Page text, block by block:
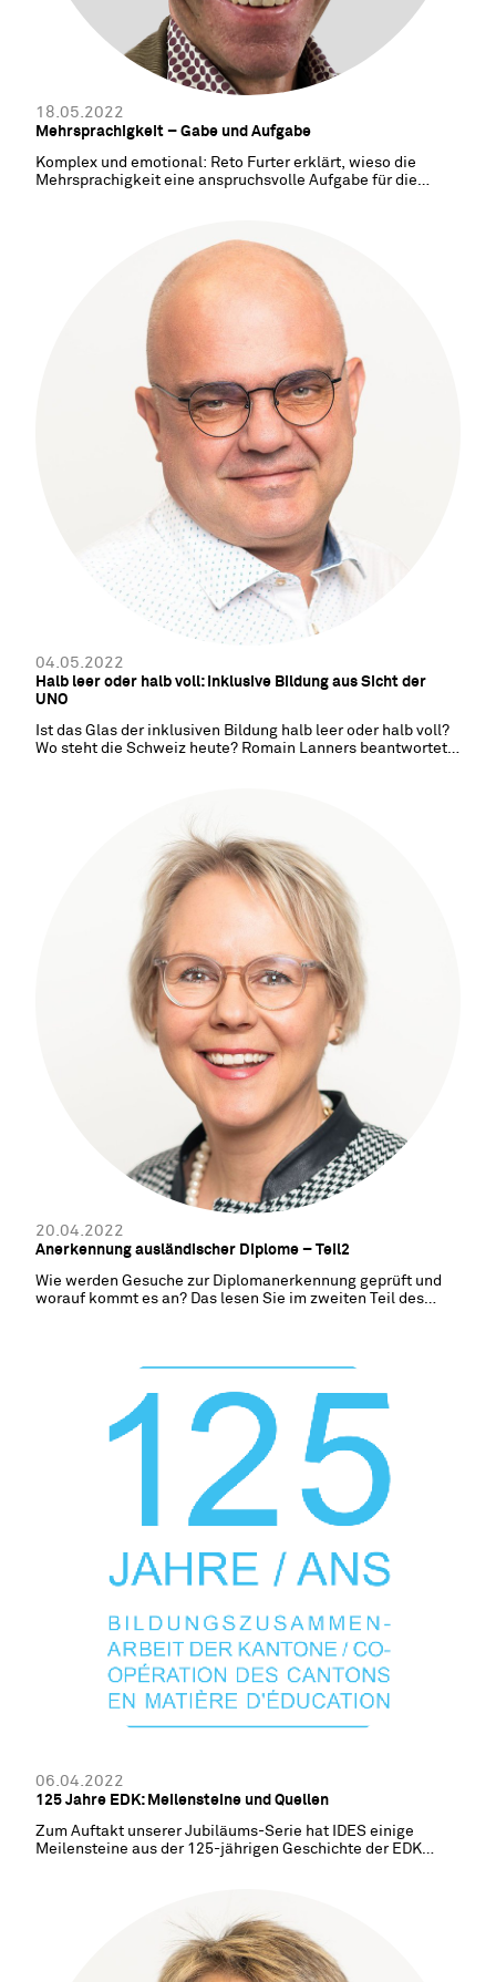
18.05.2022
Mehrsprachigkeit – Gabe und Aufgabe
Komplex und emotional: Reto Furter erklärt, wieso die
Mehrsprachigkeit eine anspruchsvolle Aufgabe für die
04.05.2022
Halb leer oder halb voll: Inklusive Bildung aus Sicht der
UNO
Ist das Glas der inklusiven Bildung halb leer oder halb voll?
Wo steht die Schweiz heute? Romain Lanners beantwortet
20.04.2022
Anerkennung ausländischer Diplome – Teil2
Wie werden Gesuche zur Diplomanerkennung geprüft und
worauf kommt es an? Das lesen Sie im zweiten Teil des
06.04.2022
125 Jahre EDK: Meilensteine und Quellen
Zum Auftakt unserer Jubiläums-Serie hat IDES einige
Meilensteine aus der 125-jährigen Geschichte der EDK